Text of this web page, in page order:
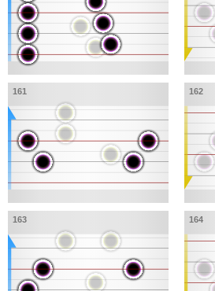
161 162
163 164